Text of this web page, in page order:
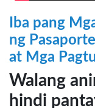
Iba pang
ng
at Mga
Walang
hindi